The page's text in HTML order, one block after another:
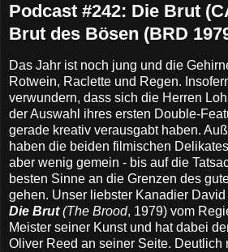
Podcast #242: Die Brut
Brut des Bösen (BRD
Das Jahr ist noch jung und die
Rotwein, Raclette und Regen.
verwundern, dass sich die Herren
der Auswahl ihres ersten Double-
gerade kreativ verausgabt haben.
haben die beiden filmischen
aber wenig gemein - bis auf die
besten Sinne an die Grenzen des
gehen. Unser liebster Kanadier
Die Brut (The Brood, 1979) vom
Meister seiner Kunst und hat dabei
Oliver Reed an seiner Seite. Deutlich